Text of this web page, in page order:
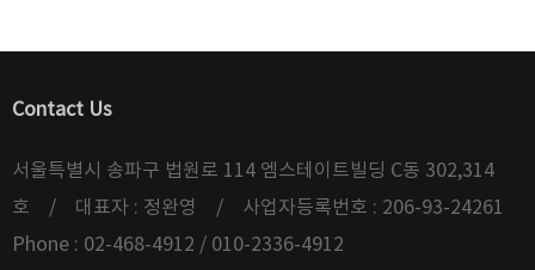
Contact Us
서울특별시 송파구 법원로 114 엠스테이트빌딩 C동 302,314
호 / 대표자 : 정완영 / 사업자등록번호 : 206-93-24261
Phone : 02-468-4912 / 010-2336-4912